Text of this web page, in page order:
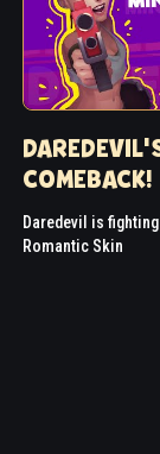
COMEBACK!
Daredevil is
Romantic Skin